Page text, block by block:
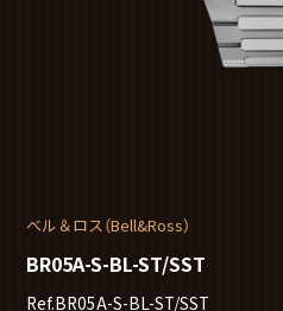
ベル＆ロス（Bell&Ross）
BR05A-S-BL-ST/SST
Ref.BR05A-S-BL-ST/SST